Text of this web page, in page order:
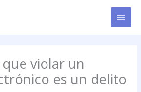
violar un
es un delito